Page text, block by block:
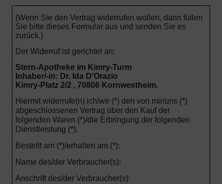
(Wenn Sie den Vertrag widerrufen wollen, dann füllen
Sie bitte dieses Formular aus und senden Sie es
zurück.)
Der Widerruf ist gerichtet an:
Stern-Apotheke im Kimry-Turm
Inhaber/-in: Dr. Ida D'Orazio
Kimry-Platz 2/2 , 70806 Kornwestheim.
Hiermit widerrufe(n) ich/wir (*) den von mir/uns (*)
abgeschlossenen Vertrag über den Kauf der
folgenden Waren (*)/die Erbringung der folgenden
Dienstleistung (*):
Bestellt am (*)/erhalten am (*):
Name des/der Verbraucher(s):
Anschrift des/der Verbraucher(s):